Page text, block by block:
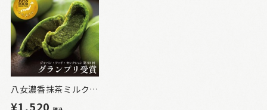
八女濃香抹茶ミルク饅頭 露誉 8個入
¥1,520